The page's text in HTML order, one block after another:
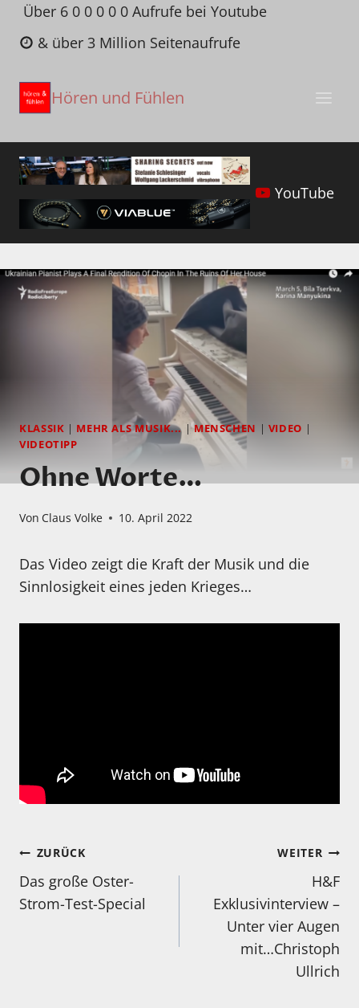
Zum
Inhalt
springen
Über 6 0 0 0 0 0 Aufrufe bei Youtube
& über 3 Million Seitenaufrufe
Hören und Fühlen
YouTube
KLASSIK | MEHR ALS MUSIK... |MENSCHEN | VIDEO |
VIDEOTIPP
Ohne Worte…
Von Claus Volke 10. April 2022
Das Video zeigt die Kraft der Musik und die
Sinnlosigkeit eines jeden Krieges…
Beitragsnavigation
ZURÜCK
Das große Oster-
Strom-Test-Special
WEITER
H&F
Exklusivinterview –
Unter vier Augen
mit…Christoph
Ullrich